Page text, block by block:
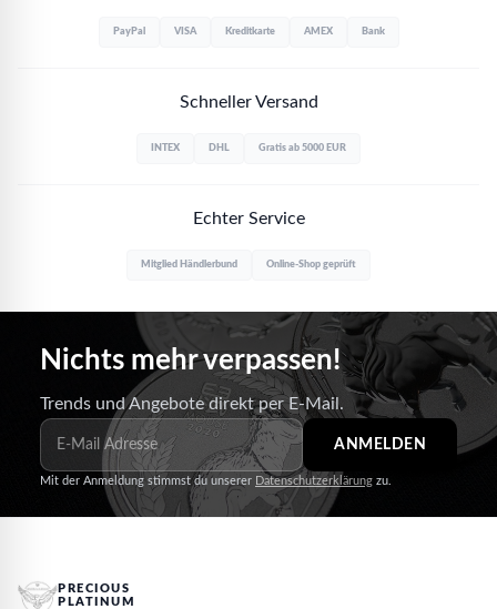
PayPal VISA Kreditkarte AMEX Bank
Schneller Versand
INTEX DHL Gratis ab 5000 EUR
Echter Service
Mitglied Händlerbund Online-Shop geprüft
Nichts mehr verpassen!
Trends und Angebote direkt per E-Mail.
ANMELDEN
Mit der Anmeldung stimmst du unserer Datenschutzerklärung zu.
PRECIOUS
PLATINUM